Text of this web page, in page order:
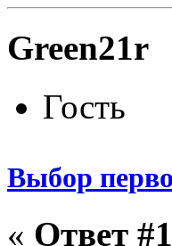
Green21r
Гость
Выбор
« Ответ